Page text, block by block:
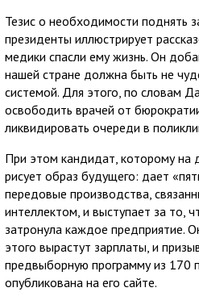
Тезис о необходимости поднять
президенты иллюстрирует
медики спасли ему жизнь. Он
нашей стране должна быть не
системой. Для этого, по словам
освободить врачей от
ликвидировать очереди в
При этом кандидат, которому на
рисует образ будущего: дает
передовые производства,
интеллектом, и выступает за то,
затронула каждое предприятие.
этого вырастут зарплаты, и
предвыборную программу из 170
опубликована на его сайте.